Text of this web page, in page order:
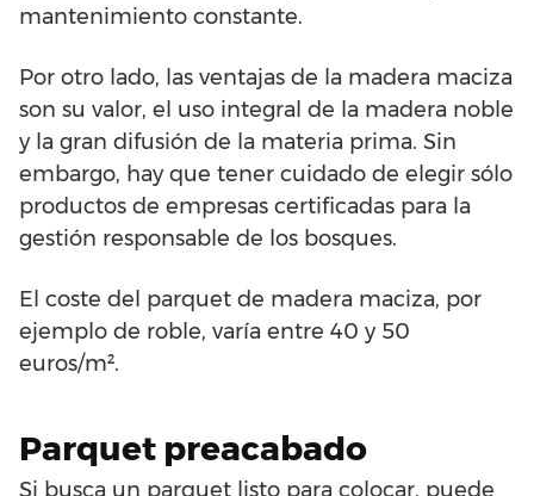
mantenimiento constante.
Por otro lado, las ventajas de la madera maciza
son su valor, el uso integral de la madera noble
y la gran difusión de la materia prima. Sin
embargo, hay que tener cuidado de elegir sólo
productos de empresas certificadas para la
gestión responsable de los bosques.
El coste del parquet de madera maciza, por
ejemplo de roble, varía entre 40 y 50
euros/m².
Parquet preacabado
Si busca un parquet listo para colocar, puede